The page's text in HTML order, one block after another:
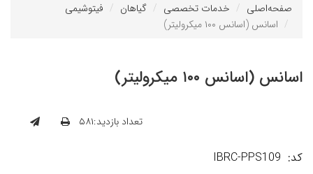
صفحه‌اصلی
خدمات تخصصی گیاهان
فیتوشیمی
اسانس (اسانس ۱۰۰ میکرولیتر)
اسانس (اسانس ۱۰۰ میکرولیتر)
تعداد بازدید:۵۸۱
کد: IBRC-PPS109